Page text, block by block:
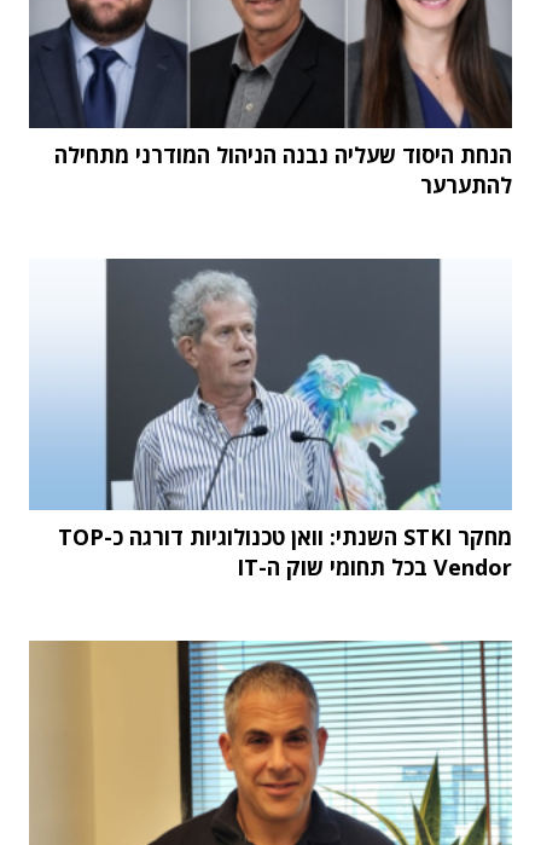
הנחת היסוד שעליה נבנה הניהול המודרני מתחילה
להתערער
מחקר STKI השנתי: וואן טכנולוגיות דורגה כ-TOP
Vendor בכל תחומי שוק ה-IT